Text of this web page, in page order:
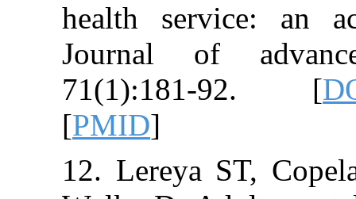
health
Journal of
71(1):181-
[
12. Lereya